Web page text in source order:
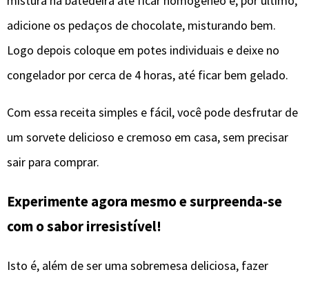
adicione os pedaços de chocolate, misturando bem.
Logo depois coloque em potes individuais e deixe no
congelador por cerca de 4 horas, até ficar bem gelado.
Com essa receita simples e fácil, você pode desfrutar de
um sorvete delicioso e cremoso em casa, sem precisar
sair para comprar.
Experimente agora mesmo e surpreenda-se
com o sabor irresistível!
Isto é, além de ser uma sobremesa deliciosa, fazer